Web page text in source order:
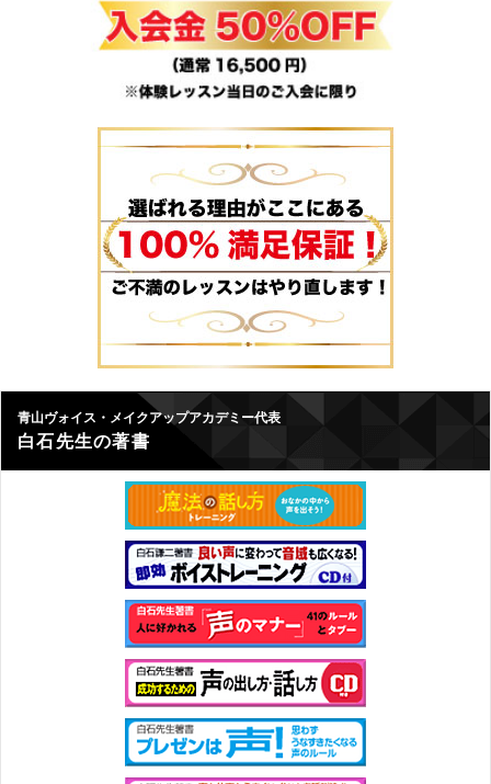
青山ヴォイス・メイクアップアカデミー代表
白石先生の著書